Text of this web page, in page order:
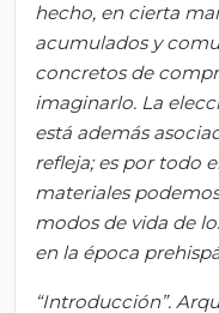
hecho, en cierta
acumulados y
concretos de
imaginarlo. La
está además
refleja; es por todo
materiales
modos de vida de
en la época
“Introducción”.